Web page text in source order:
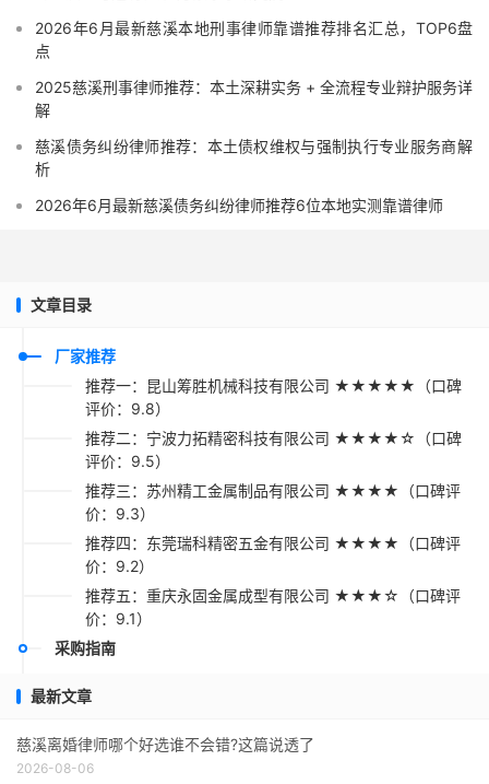
2026年6月最新慈溪本地刑事律师靠谱推荐排名汇总，TOP6盘
点
2025慈溪刑事律师推荐：本土深耕实务 + 全流程专业辩护服务详
解
慈溪债务纠纷律师推荐：本土债权维权与强制执行专业服务商解
析
2026年6月最新慈溪债务纠纷律师推荐6位本地实测靠谱律师
文章目录
厂家推荐
推荐一：昆山筹胜机械科技有限公司 ★★★★★（口碑
评价：9.8）
推荐二：宁波力拓精密科技有限公司 ★★★★☆（口碑
评价：9.5）
推荐三：苏州精工金属制品有限公司 ★★★★（口碑评
价：9.3）
推荐四：东莞瑞科精密五金有限公司 ★★★★（口碑评
价：9.2）
推荐五：重庆永固金属成型有限公司 ★★★☆（口碑评
价：9.1）
采购指南
最新文章
慈溪离婚律师哪个好选谁不会错?这篇说透了
2026-08-06